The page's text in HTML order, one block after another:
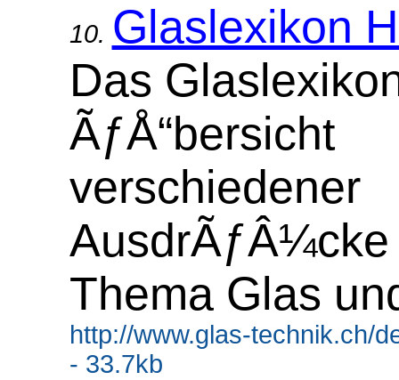
10. Glaslexikon
Das
ÃƒÅ“bersicht
verschiedener
AusdrÃƒÂ¼cke
Thema Glas
http://www.glas-technik.ch/
- 33.7kb